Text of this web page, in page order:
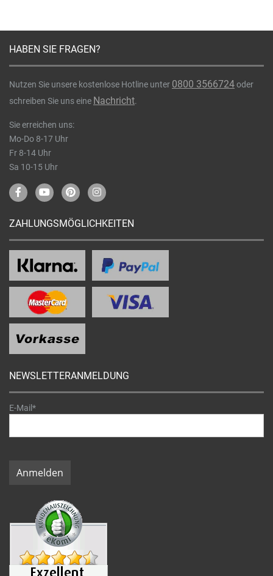
HABEN SIE FRAGEN?
Nutzen Sie unsere kostenlose Hotline unter 0800 3566724oder
schreiben Sie uns eine Nachricht.
Sie erreichen uns:
Mo-Do 8-17 Uhr
Fr 8-14 Uhr
Sa 10-15 Uhr
ZAHLUNGSMÖGLICHKEITEN
NEWSLETTERANMELDUNG
E-Mail*
Anmelden